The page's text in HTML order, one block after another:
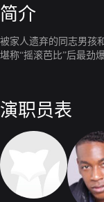
简介
被家人遗弃的同志男孩
堪称“摇滚芭比”后最劲
演职员表